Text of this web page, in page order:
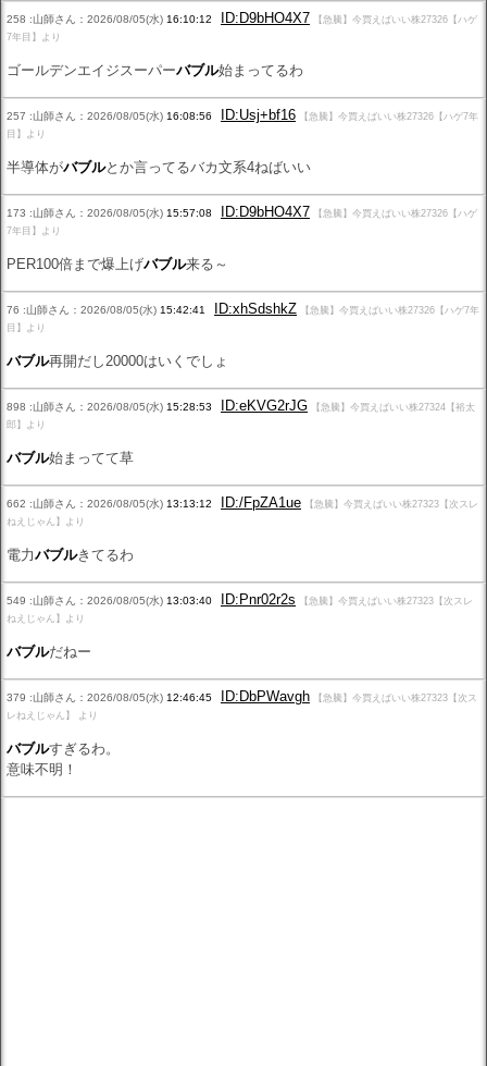
258 :山師さん：2026/08/05(水) 16:10:12 ID:D9bHO4X7
【急騰】今買えばいい株27326【ハゲ
7年目】より
ゴールデンエイジスーパーバブル始まってるわ
257 :山師さん：2026/08/05(水) 16:08:56 ID:Usj+bf16
【急騰】今買えばいい株27326【ハゲ7年
目】より
半導体がバブルとか言ってるバカ文系4ねばいい
173 :山師さん：2026/08/05(水) 15:57:08 ID:D9bHO4X7
【急騰】今買えばいい株27326【ハゲ
7年目】より
PER100倍まで爆上げバブル来る～
76 :山師さん：2026/08/05(水) 15:42:41 ID:xhSdshkZ
【急騰】今買えばいい株27326【ハゲ7年
目】より
バブル再開だし20000はいくでしょ
898 :山師さん：2026/08/05(水) 15:28:53 ID:eKVG2rJG
【急騰】今買えばいい株27324【裕太
郎】より
バブル始まってて草
662 :山師さん：2026/08/05(水) 13:13:12 ID:/FpZA1ue
【急騰】今買えばいい株27323【次スレ
ねえじゃん】より
電力バブルきてるわ
549 :山師さん：2026/08/05(水) 13:03:40 ID:Pnr02r2s
【急騰】今買えばいい株27323【次スレ
ねえじゃん】より
バブルだねー
379 :山師さん：2026/08/05(水) 12:46:45 ID:DbPWavgh
【急騰】今買えばいい株27323【次ス
レねえじゃん】 より
バブルすぎるわ。
意味不明！